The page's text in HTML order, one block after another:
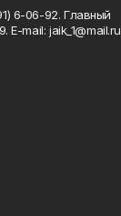
6-06-92. Главный
Е-mаil: jaik_1@mail.ru